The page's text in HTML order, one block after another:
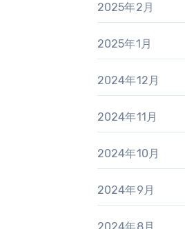
2025年2月
2025年1月
2024年12月
2024年11月
2024年10月
2024年9月